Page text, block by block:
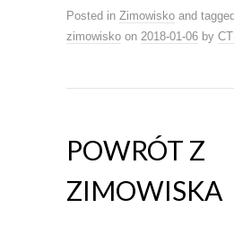
Posted in Zimowisko and
zimowisko on 2018-01-06 by
POWRÓT Z
ZIMOWISKA